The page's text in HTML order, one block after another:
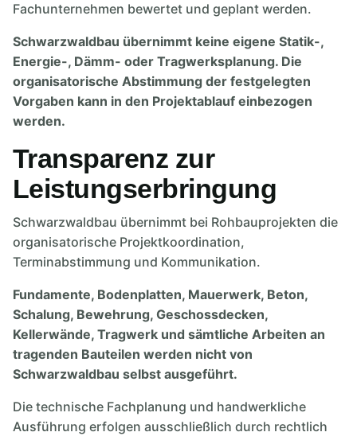
Fachunternehmen bewertet und geplant werden.
Schwarzwaldbau übernimmt keine eigene Statik-,
Energie-, Dämm- oder Tragwerksplanung. Die
organisatorische Abstimmung der festgelegten
Vorgaben kann in den Projektablauf einbezogen
werden.
Transparenz zur
Leistungserbringung
Schwarzwaldbau übernimmt bei Rohbauprojekten die
organisatorische Projektkoordination,
Terminabstimmung und Kommunikation.
Fundamente, Bodenplatten, Mauerwerk, Beton,
Schalung, Bewehrung, Geschossdecken,
Kellerwände, Tragwerk und sämtliche Arbeiten an
tragenden Bauteilen werden nicht von
Schwarzwaldbau selbst ausgeführt.
Die technische Fachplanung und handwerkliche
Ausführung erfolgen ausschließlich durch rechtlich